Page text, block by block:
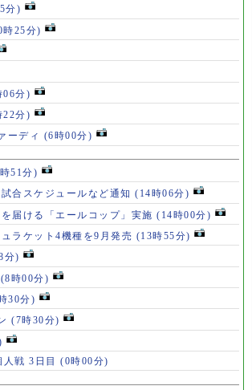
分)
時25分)
06分)
22分)
ーディ (6時00分)
51分)
合スケジュールなど通知 (14時06分)
届ける「エールコップ」実施 (14時00分)
ラケット4機種を9月発売 (13時55分)
分)
(8時00分)
30分)
(7時30分)
人戦 3日目 (0時00分)